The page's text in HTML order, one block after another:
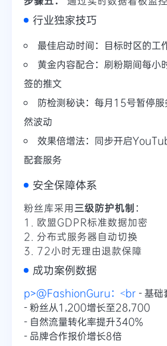
行业独家技巧
最佳启动时间：目标时区的工
黄金内容配合：刷粉期间每小
签的推文
防检测秘诀：每月15号暂停
然波动
效果倍增法：同步开启
配套服务
安全保障体系
粉丝库采用三级防护机制 ：
1. 欧盟GDPR标准数据加密
2. 分布式服务器自动切换
3. 72小时无理由退款保障
成功案例数据
p>@FashionGuru：<br - 基础
- 粉丝从1,200增长至28,700
- 自然流量转化率提升340%
- 品牌合作报价增长8倍